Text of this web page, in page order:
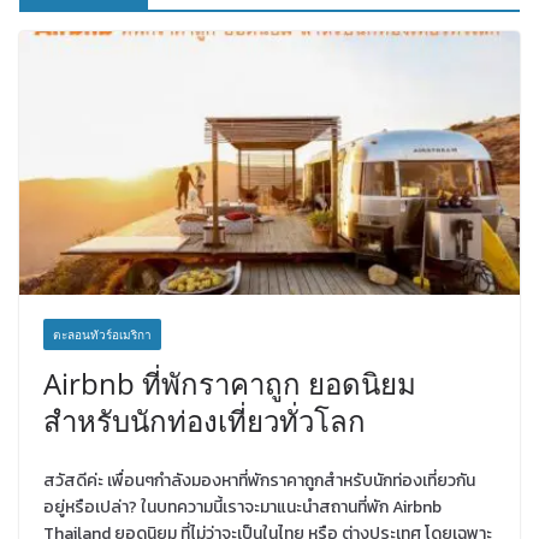
ตะลอนทัวร์อเมริกา
Airbnb ที่พักราคาถูก ยอดนิยม
สำหรับนักท่องเที่ยวทั่วโลก
สวัสดีค่ะ เพื่อนๆกำลังมองหาที่พักราคาถูกสำหรับนักท่องเที่ยวกัน
อยู่หรือเปล่า? ในบทความนี้เราจะมาแนะนำสถานที่พัก Airbnb
Thailand ยอดนิยม ที่ไม่ว่าจะเป็นในไทย หรือ ต่างประเทศ โดยเฉพาะ